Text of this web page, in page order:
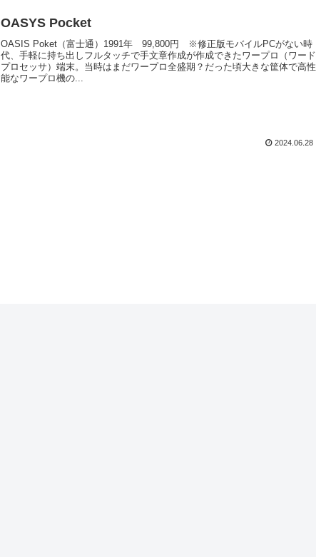
OASYS Pocket
OASIS Poket（富士通）1991年 99,800円 ※修正版モバイルPCがない時
代、手軽に持ち出しフルタッチで手文章作成が作成できたワープロ（ワード
プロセッサ）端末。当時はまだワープロ全盛期？だった頃大きな筐体で高性
能なワープロ機の...
2024.06.28